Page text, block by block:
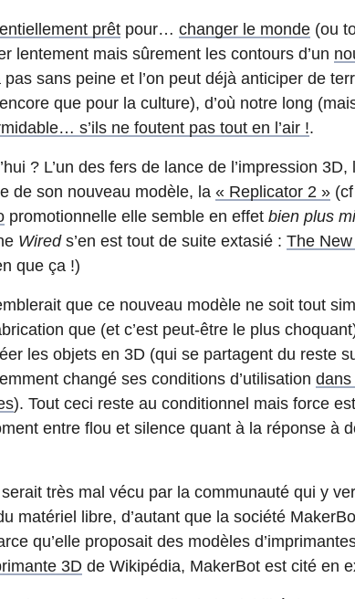
prêtpour… changer le monde(ou
lentement mais sûrement les contours d’un
sans peine et l’on peut déjà anticiper de
que pour la culture), d’où notre long
s’ils ne foutent pas tout en l’air !.
? L’un des fers de lance de l’impression 3D,
de son nouveau modèle, la « Replicator 2 »(cf
promotionnelle elle semble en effet bien plus
Wireds’en est tout de suite extasié : The
que ça !)
que ce nouveau modèle ne soit tout
que (et c’est peut-être le plus
les objets en 3D (qui se partagent du reste
changé ses conditions d’utilisation dans
). Tout ceci reste au conditionnel mais force
entre flou et silence quant à la réponse à
très mal vécu par la communauté qui y
matériel libre, d’autant que la société
qu’elle proposait des modèles
3Dde Wikipédia, MakerBot est cité en